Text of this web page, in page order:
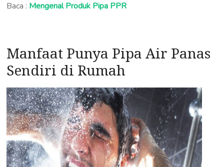
Baca : Mengenal Produk Pipa PPR
Manfaat Punya Pipa Air Panas
Sendiri di Rumah